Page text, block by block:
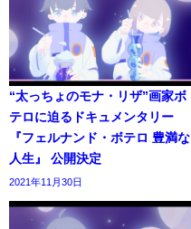
“太っちょのモナ・リザ”画家ボ
テロに迫るドキュメンタリー
『フェルナンド・ボテロ 豊満な
人生』 公開決定
2021年11月30日